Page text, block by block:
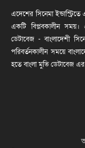
এদেশের সিনেমা
একটি বিপ্লবকালীন
ডেটাবেজ - বাংলাদেশী
পরিবর্তনকালীন সময়ে
হতে বাংলা মুভি ডেটাবেজ